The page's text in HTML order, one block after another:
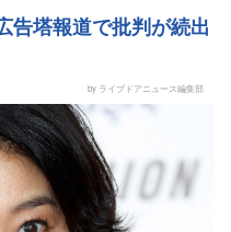
告塔報道で批判が続出
by ライブドアニュース編集部